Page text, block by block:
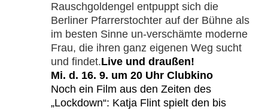
Rauschgoldengel entpuppt sich die
Berliner Pfarrerstochter auf der Bühne als
im besten Sinne un-verschämte moderne
Frau, die ihren ganz eigenen Weg sucht
und findet.Live und draußen!
Mi. d. 16. 9. um 20 Uhr Clubkino
Noch ein Film aus den Zeiten des
„Lockdown“: Katja Flint spielt den bis